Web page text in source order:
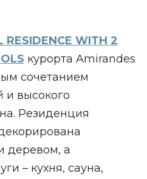
RESIDENCE WITH 2
курорта Amirandes
сочетанием
и высокого
Резиденция
деревом, а
– кухня, сауна,